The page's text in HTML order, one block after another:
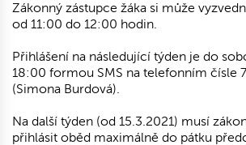
Zákonný zástupce žáka si může
od 11:00 do 12:00 hodin.
Přihlášení na následující týden je do
18:00 formou SMS na telefonním čísle
(Simona Burdová).
Na další týden (od 15.3.2021) musí
přihlásit oběd maximálně do pátku